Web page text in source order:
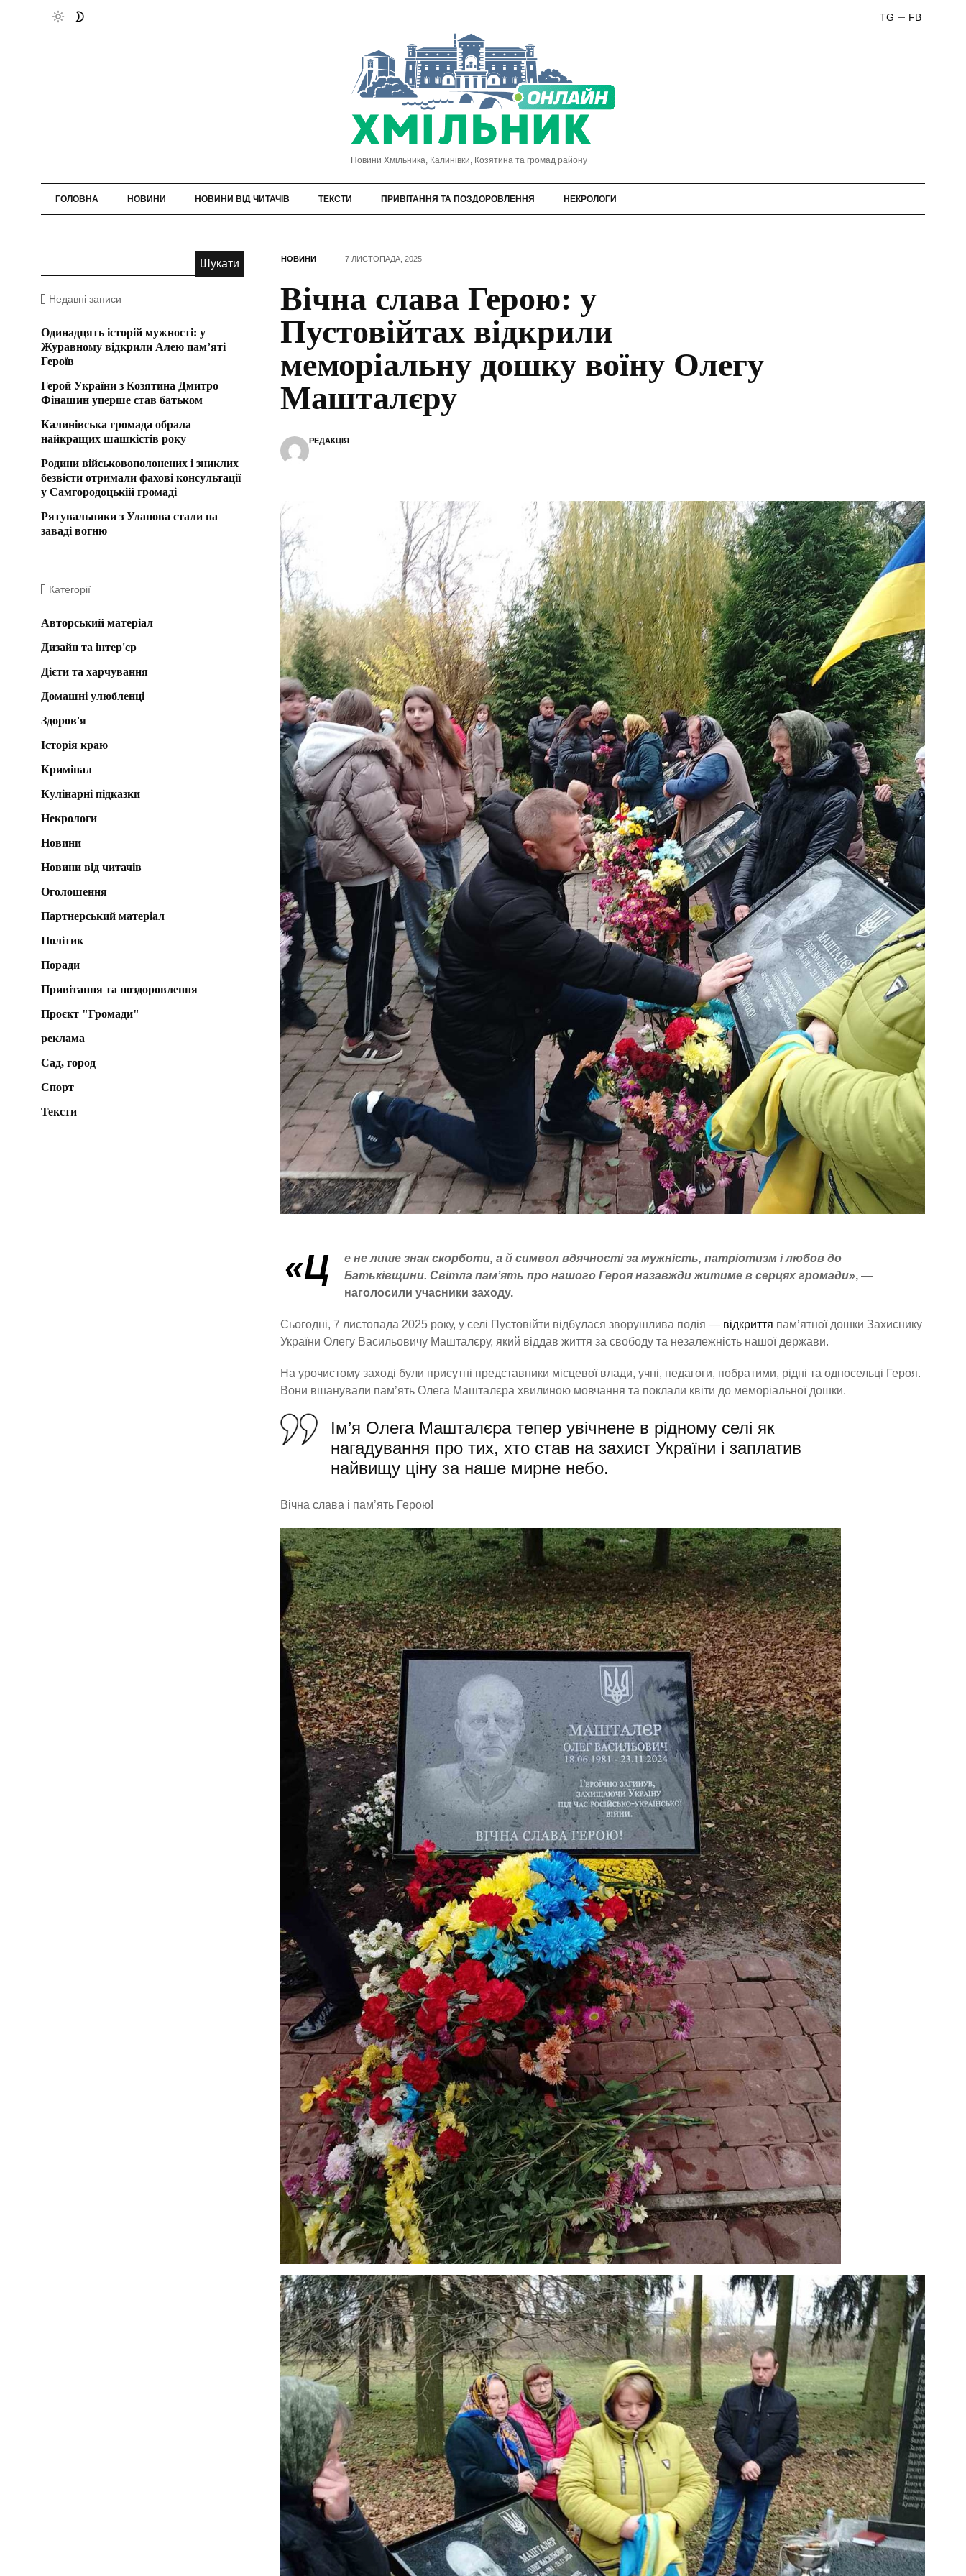
FB
TG
Новини Хмільника, Калинівки, Козятина та громад району
ГОЛОВНА НОВИНИ НОВИНИ ВІД ЧИТАЧІВ ТЕКСТИ ПРИВІТАННЯ ТА ПОЗДОРОВЛЕННЯ НЕКРОЛОГИ
НОВИНИ 7 ЛИСТОПАДА, 2025
Вічна слава Герою: у
Пустовійтах відкрили
меморіальну дошку воїну Олегу
Машталєру
РЕДАКЦІЯ
«Ц
е не лише знак скорботи, а й символ вдячності за мужність, патріотизм і любов до
Батьківщини. Світла пам’ять про нашого Героя назавжди житиме в серцях громади», —
наголосили учасники заходу.
Сьогодні, 7 листопада 2025 року, у селі Пустовійти відбулася зворушлива подія — відкриття пам’ятної дошки Захиснику
України Олегу Васильовичу Машталєру, який віддав життя за свободу та незалежність нашої держави.
На урочистому заході були присутні представники місцевої влади, учні, педагоги, побратими, рідні та односельці Героя.
Вони вшанували пам’ять Олега Машталєра хвилиною мовчання та поклали квіти до меморіальної дошки.
Ім’я Олега Машталєра тепер увічнене в рідному селі як
нагадування про тих, хто став на захист України і заплатив
найвищу ціну за наше мирне небо.
Вічна слава і пам’ять Герою!
Недавні записи
Одинадцять історій мужності: у
Журавному відкрили Алею пам’яті
Героїв
Герой України з Козятина Дмитро
Фінашин уперше став батьком
Калинівська громада обрала
найкращих шашкістів року
Родини військовополонених і зниклих
безвісти отримали фахові консультації
у Самгородоцькій громаді
Рятувальники з Уланова стали на
заваді вогню
Категорії
Авторський матеріал
Дизайн та інтер'єр
Дієти та харчування
Домашні улюбленці
Здоров'я
Історія краю
Кримінал
Кулінарні підказки
Некрологи
Новини
Новини від читачів
Оголошення
Партнерський матеріал
Політик
Поради
Привітання та поздоровлення
Проєкт "Громади"
реклама
Сад, город
Спорт
Тексти